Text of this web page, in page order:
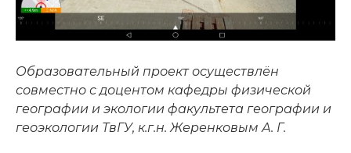
Образовательный проект осуществлён
совместно с доцентом кафедры физической
географии и экологии факультета географии и
геоэкологии ТвГУ, к.г.н. Жеренковым А. Г.